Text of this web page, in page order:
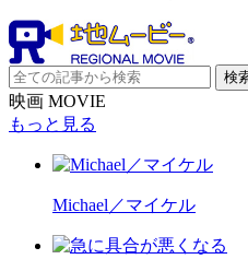
映画 MOVIE
もっと見る
Michael／マイケル